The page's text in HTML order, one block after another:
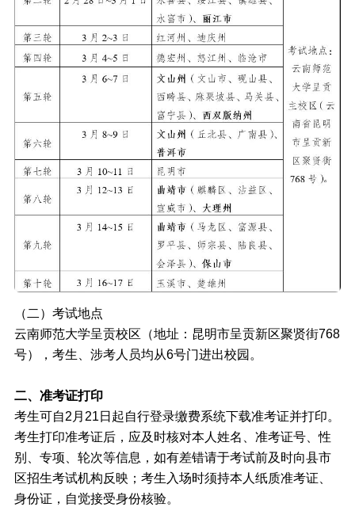
（二）考试地点
云南师范大学呈贡校区（地址：昆明市呈贡新区聚贤街768
号），考生、涉考人员均从6号门进出校园。
二、准考证打印
考生可自2月21日起自行登录缴费系统下载准考证并打印。
考生打印准考证后，应及时核对本人姓名、准考证号、性
别、专项、轮次等信息，如有差错请于考试前及时向县市
区招生考试机构反映；考生入场时须持本人纸质准考证、
身份证，自觉接受身份核验。